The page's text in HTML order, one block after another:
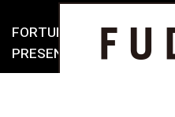
FORTUNE
PRESENT & EVENT